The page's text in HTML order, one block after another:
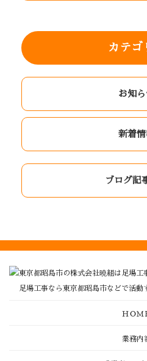
カテゴ
お知
新着
ブログ記
足場工事なら東京都昭島市などで活
ＨＯＭ
業務内